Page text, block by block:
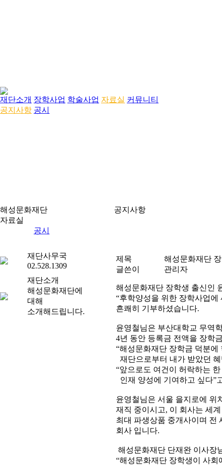
재단소개 장학사업 학술사업 자료실 커뮤니티
공지사항 공시
해성문화재단
자료실
공시
재단사무국
02.528.1309
재단소개
해성문화재단에
대해
소개해드립니다.
공지사항
제목
해성문화재단
글쓴이
관리자
해성문화재단 장학생 출신인
“후학양성을 위한 장학사업
흔쾌히 기부하셨습니다.
윤영철님은 부산대학교 무역
4년 동안 등록금 전액을 장학
“해성문화재단 장학금 덕분
재단으로부터 내가 받았던
“앞으로도 여건이 허락하는
인재 양성에 기여하고 싶다”
윤영철님은 서울 을지로에 위
재직 중이시고, 이 회사는 세
최대 파생상품 중개사이며 전
회사 입니다.
해성문화재단 단재완 이사장
“해성문화재단 장학생이 사